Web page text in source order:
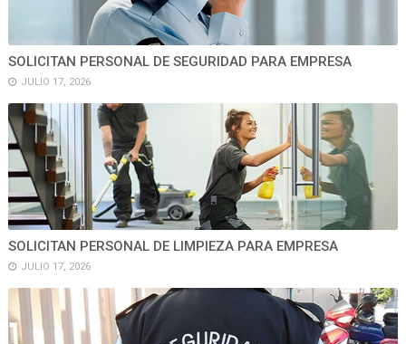
SOLICITAN PERSONAL DE SEGURIDAD PARA EMPRESA
JULIO 17, 2026
SOLICITAN PERSONAL DE LIMPIEZA PARA EMPRESA
JULIO 17, 2026